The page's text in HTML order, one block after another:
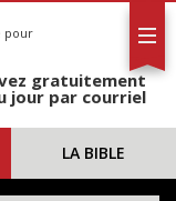
pour
gratuitement
jour par courriel
LA BIBLE